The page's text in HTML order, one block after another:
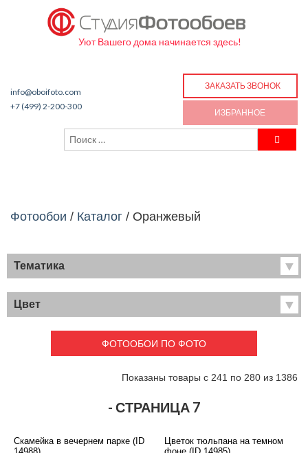
Уют Вашего дома начинается здесь!
info@oboifoto.com
+7 (499) 2-200-300
ЗАКАЗАТЬ ЗВОНОК
ИЗБРАННОЕ
Фотообои / Каталог / Оранжевый
Тематика
Хиты продаж
Фрески
Детские
Карты
Перспектива
Города
Живопись
Животный мир
Еда и напитки
Архитектура
Цвет
ФОТООБОИ ПО ФОТО
Показаны товары с 241 по 280 из 1386
- СТРАНИЦА 7
Скамейка в вечернем парке (ID
Цветок тюльпана на темном